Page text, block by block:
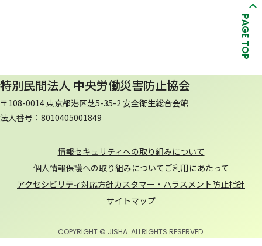
PAGE TOP
特別民間法人 中央労働災害防止協会
〒108-0014 東京都港区芝5-35-2 安全衛生総合会館
法人番号：8010405001849
情報セキュリティへの取り組みについて
個人情報保護への取り組みについて ご利用にあたって
アクセシビリティ対応方針カスタマー・ハラスメント防止指針
サイトマップ
COPYRIGHT © JISHA. ALLRIGHTS RESERVED.